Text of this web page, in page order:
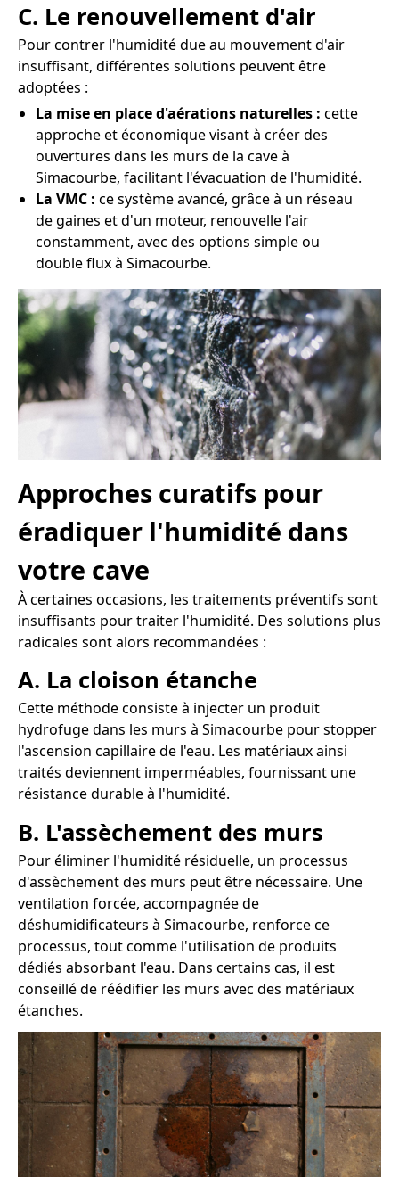
C. Le renouvellement d'air
Pour contrer l'humidité due au mouvement d'air
insuffisant, différentes solutions peuvent être
adoptées :
La mise en place d'aérations naturelles : cette
approche et économique visant à créer des
ouvertures dans les murs de la cave à
Simacourbe, facilitant l'évacuation de l'humidité.
La VMC : ce système avancé, grâce à un réseau
de gaines et d'un moteur, renouvelle l'air
constamment, avec des options simple ou
double flux à Simacourbe.
Approches curatifs pour
éradiquer l'humidité dans
votre cave
À certaines occasions, les traitements préventifs sont
insuffisants pour traiter l'humidité. Des solutions plus
radicales sont alors recommandées :
A. La cloison étanche
Cette méthode consiste à injecter un produit
hydrofuge dans les murs à Simacourbe pour stopper
l'ascension capillaire de l'eau. Les matériaux ainsi
traités deviennent imperméables, fournissant une
résistance durable à l'humidité.
B. L'assèchement des murs
Pour éliminer l'humidité résiduelle, un processus
d'assèchement des murs peut être nécessaire. Une
ventilation forcée, accompagnée de
déshumidificateurs à Simacourbe, renforce ce
processus, tout comme l'utilisation de produits
dédiés absorbant l'eau. Dans certains cas, il est
conseillé de réédifier les murs avec des matériaux
étanches.